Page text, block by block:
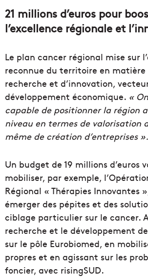
21 millions d’euros pour
l’excellence régionale et
Le plan cancer régional mise sur
reconnue du territoire en matière
recherche et d’innovation,
développement économique. «
capable de positionner la région
niveau en termes de valorisation
même de création d’entreprises ».
Un budget de 19 millions d’euros
mobiliser, par exemple,
Régional « Thérapies Innovantes
émerger des pépites et des
ciblage particulier sur le cancer.
recherche et le développement
sur le pôle Eurobiomed, en
propres et en agissant sur les
foncier, avec risingSUD.